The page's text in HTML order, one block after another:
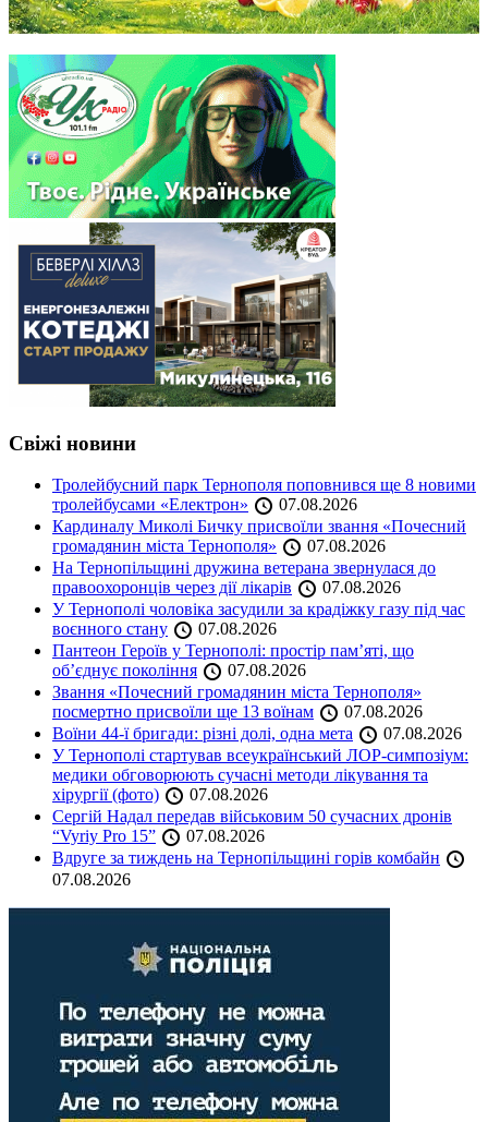
Свіжі новини
Тролейбусний парк Тернополя поповнився ще 8 новими
тролейбусами «Електрон»
07.08.2026
Кардиналу Миколі Бичку присвоїли звання «Почесний
громадянин міста Тернополя»
07.08.2026
На Тернопільщині дружина ветерана звернулася до
правоохоронців через дії лікарів
07.08.2026
У Тернополі чоловіка засудили за крадіжку газу під час
воєнного стану
07.08.2026
Пантеон Героїв у Тернополі: простір пам’яті, що
об’єднує покоління
07.08.2026
Звання «Почесний громадянин міста Тернополя»
посмертно присвоїли ще 13 воїнам
07.08.2026
Воїни 44-ї бригади: різні долі, одна мета
07.08.2026
У Тернополі стартував всеукраїнський ЛОР-симпозіум:
медики обговорюють сучасні методи лікування та
хірургії (фото)
07.08.2026
Сергій Надал передав військовим 50 сучасних дронів
“Vyriy Pro 15”
07.08.2026
Вдруге за тиждень на Тернопільщині горів комбайн
07.08.2026